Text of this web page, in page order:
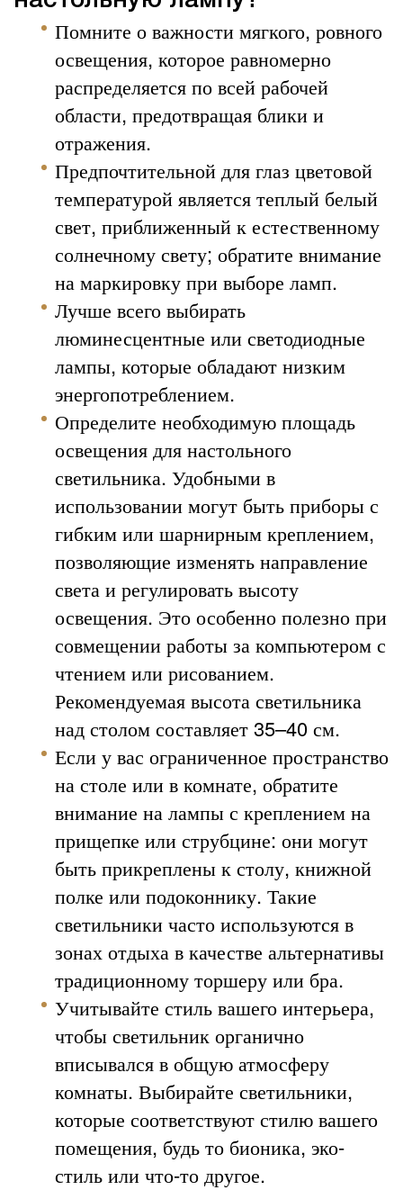
Помните о важности мягкого, ровного
освещения, которое равномерно
распределяется по всей рабочей
области, предотвращая блики и
отражения.
Предпочтительной для глаз цветовой
температурой является теплый белый
свет, приближенный к естественному
солнечному свету; обратите внимание
на маркировку при выборе ламп.
Лучше всего выбирать
люминесцентные или светодиодные
лампы, которые обладают низким
энергопотреблением.
Определите необходимую площадь
освещения для настольного
светильника. Удобными в
использовании могут быть приборы с
гибким или шарнирным креплением,
позволяющие изменять направление
света и регулировать высоту
освещения. Это особенно полезно при
совмещении работы за компьютером с
чтением или рисованием.
Рекомендуемая высота светильника
над столом составляет 35–40 см.
Если у вас ограниченное пространство
на столе или в комнате, обратите
внимание на лампы с креплением на
прищепке или струбцине: они могут
быть прикреплены к столу, книжной
полке или подоконнику. Такие
светильники часто используются в
зонах отдыха в качестве альтернативы
традиционному торшеру или бра.
Учитывайте стиль вашего интерьера,
чтобы светильник органично
вписывался в общую атмосферу
комнаты. Выбирайте светильники,
которые соответствуют стилю вашего
помещения, будь то бионика, эко-
стиль или что-то другое.